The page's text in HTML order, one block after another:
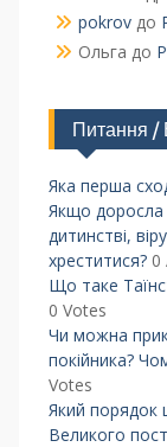
pokrovдо
Ольга до
Питання /
Яка перша
Якщо доросла
дитинстві,
хреститися? 0
Що таке
0 Votes
Чи можна
покійника?
Votes
Який порядок
Великого